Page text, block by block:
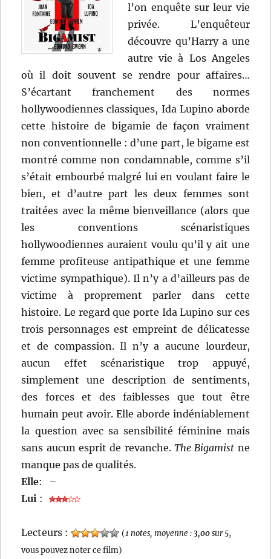
l’on enquête sur leur vie
privée. L’enquêteur
découvre qu’Harry a une
autre vie à Los Angeles
où il doit souvent se rendre pour affaires…
S’écartant franchement des normes
hollywoodiennes classiques, Ida Lupino aborde
cette histoire de bigamie de façon vraiment
non conventionnelle : d’une part, le bigame est
montré comme non condamnable, comme s’il
s’était embourbé malgré lui en voulant faire le
bien, et d’autre part les deux femmes sont
traitées avec la même bienveillance (alors que
les conventions scénaristiques
hollywoodiennes auraient voulu qu’il y ait une
femme profiteuse antipathique et une femme
victime sympathique). Il n’y a d’ailleurs pas de
victime à proprement parler dans cette
histoire. Le regard que porte Ida Lupino sur ces
trois personnages est empreint de délicatesse
et de compassion. Il n’y a aucune lourdeur,
aucun effet scénaristique trop appuyé,
simplement une description de sentiments,
des forces et des faiblesses que tout être
humain peut avoir. Elle aborde indéniablement
la question avec sa sensibilité féminine mais
sans aucun esprit de revanche.The Bigamist ne
manque pas de qualités.
Elle:
–
Lui :
Lecteurs : (1 notes, moyenne : 3,00sur 5,
vous pouvez noter ce film)